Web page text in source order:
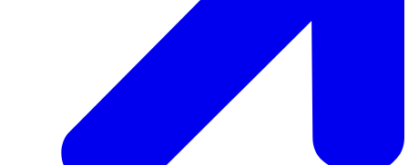
vreemde elkaar te ontmoeten. Daarin ontstaat
In beeld Zohra Nisrien Boubar, VoorUit:
Ik werk bij Stichting Vooruit als een organisatie
Ze krijgen gelijk een soort netwerk in de buurt.
In beeld Umut Kaya, Buurtzorg Jong:
Eigenlijk proberen wij continu raakvlakken met